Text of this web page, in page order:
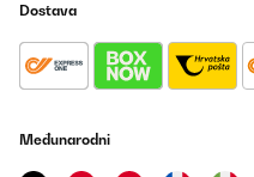
Dostava
Međunarodni